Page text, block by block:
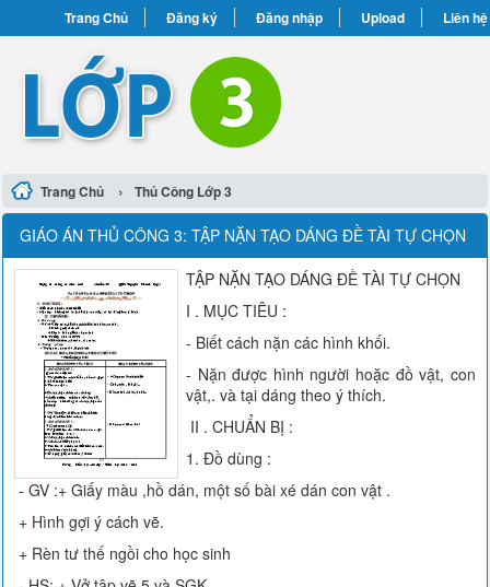
Trang Chủ Đăng ký Đăng nhập Upload Liên hệ
Trang Chủ › Thủ Công Lớp 3
GIÁO ÁN THỦ CÔNG 3: TẬP NẶN TẠO DÁNG ĐỀ TÀI TỰ CHỌN
TẬP NẶN TẠO DÁNG ĐỀ TÀI TỰ CHỌN
I . MỤC TIÊU :
- Biết cách nặn các hình khối.
- Nặn được hình người hoặc đồ vật, con
vật,. và tại dáng theo ý thích.
II . CHUẨN BỊ :
1. Đồ dùng :
- GV :+ Giấy màu ,hồ dán, một số bài xé dán con vật .
+ Hình gợi ý cách vẽ.
+ Rèn tư thế ngồi cho học sinh